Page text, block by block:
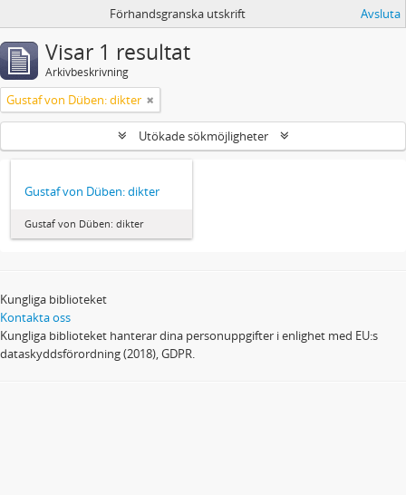
Förhandsgranska utskrift Avsluta
Visar 1 resultat
Arkivbeskrivning
Gustaf von Düben: dikter
Utökade sökmöjligheter
Gustaf von Düben: dikter
Gustaf von Düben: dikter
Kungliga biblioteket
Kontakta oss
Kungliga biblioteket hanterar dina personuppgifter i enlighet med EU:s
dataskyddsförordning (2018), GDPR.